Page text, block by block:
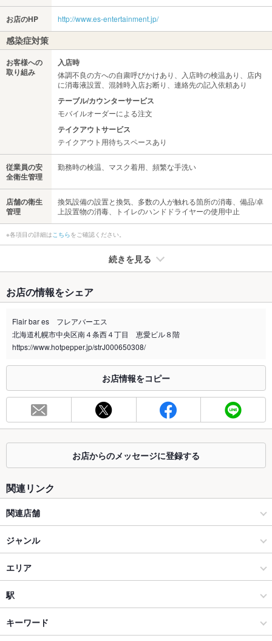
お店のHP http://www.es-entertainment.jp/
感染症対策
お客様への
取り組み
入店時
体調不良の方への自粛呼びかけあり、入店時の検温あり、店内
に消毒液設置、混雑時入店お断り、連絡先の記入依頼あり
テーブル/カウンターサービス
モバイルオーダーによる注文
テイクアウトサービス
テイクアウト用待ちスペースあり
従業員の安
全衛生管理
勤務時の検温、マスク着用、頻繁な手洗い
店舗の衛生
管理
換気設備の設置と換気、多数の人が触れる箇所の消毒、備品/卓
上設置物の消毒、トイレのハンドドライヤーの使用中止
※各項目の詳細はこちらをご確認ください。
続きを見る
禁煙・喫煙 全席禁煙
喫煙専用室 あり
※2020年4月1日～受動喫煙対策に関する法律が施行されています。正しい情報はお店へお問い
総席数 80席(立食の場合、最大100名様まで対応可能！)
最大宴会収
150人(ワンフロアを貸し切った、最大150名様のパーティーも
座敷
掘りごたつ
なし ：掘りごたつはございませんが、ご希望のお席はご相談下
カウンター
ソファー
テラス席
貸切
お店の情報をシェア
Flair bar es フレアバーエス
北海道札幌市中央区南４条西４丁目 恵愛ビル８階
https://www.hotpepper.jp/strJ000650308/
お店情報をコピー
お店からのメッセージに登録する
関連リンク
関連店舗
肉×ワインビュッフェ Bistro CinqCes ビストロサンクシー
Steak House es すすきの店（ステーキハウス エス）
Oyster&Steak DINER es 札幌駅店（オイスターアンドステーキ
ジャンル
居酒屋
洋・和洋・各国料理・その他
すすきの × 居酒屋
エリア
すすきの駅
すすきの駅 × 居酒屋
駅
すすきの駅
キーワード